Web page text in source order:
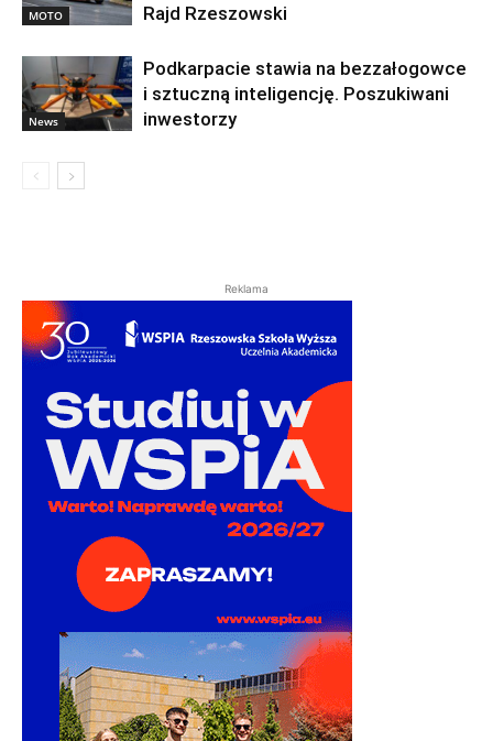
MOTO
Rajd Rzeszowski
News
Podkarpacie stawia na bezzałogowce
i sztuczną inteligencję. Poszukiwani
inwestorzy
Reklama